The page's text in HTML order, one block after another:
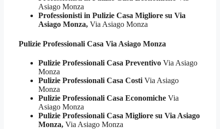
Asiago Monza
Professionisti in Pulizie Casa Migliore su Via
Asiago Monza, Via Asiago Monza
Pulizie Professionali Casa Via Asiago Monza
Pulizie Professionali Casa Preventivo Via Asiago
Monza
Pulizie Professionali Casa Costi Via Asiago
Monza
Pulizie Professionali Casa Economiche Via
Asiago Monza
Pulizie Professionali Casa Migliore su Via Asiago
Monza, Via Asiago Monza